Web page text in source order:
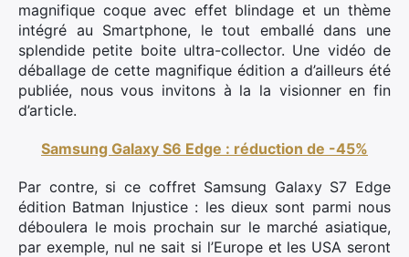
magnifique coque avec effet blindage et un thème
intégré au Smartphone, le tout emballé dans une
splendide petite boite ultra-collector. Une vidéo de
déballage de cette magnifique édition a d’ailleurs été
publiée, nous vous invitons à la la visionner en fin
d’article.
Samsung Galaxy S6 Edge : réduction de -45%
Par contre, si ce coffret Samsung Galaxy S7 Edge
édition Batman Injustice : les dieux sont parmi nous
déboulera le mois prochain sur le marché asiatique,
par exemple, nul ne sait si l’Europe et les USA seront